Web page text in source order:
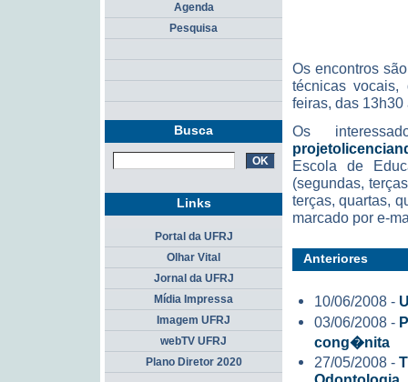
Os encontros
técnicas vocais,
feiras, das 13h30
Os
Escola de
(segundas,
terças, quartas,
marcado por e-
Anteriores
10/06/2008 -
03/06/2008 -
cong�nita
27/05/2008 -
Agenda
Pesquisa
Busca
Links
Portal da UFRJ
Olhar Vital
Jornal da UFRJ
Mídia Impressa
Imagem UFRJ
webTV UFRJ
Plano Diretor 2020